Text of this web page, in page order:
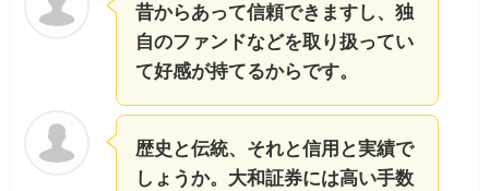
昔からあって信頼できますし、独
自のファンドなどを取り扱ってい
て好感が持てるからです。
歴史と伝統、それと信用と実績で
しょうか。大和証券には高い手数